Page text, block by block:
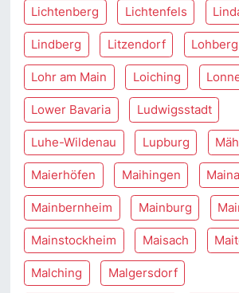
Lichtenberg Lichtenfels
Lindberg Litzendorf Lohberg
Lohr am Main Loiching
Lower Bavaria Ludwigsstadt
Luhe-Wildenau Lupburg
Maierhöfen Maihingen
Mainbernheim Mainburg
Mainstockheim Maisach
Malching Malgersdorf